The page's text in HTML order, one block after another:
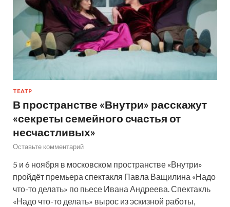
ТЕАТР
В пространстве «Внутри» расскажут
«секреты семейного счастья от
несчастливых»
Оставьте комментарий
5 и 6 ноября в московском пространстве «Внутри»
пройдёт премьера спектакля Павла Ващилина «Надо
что-то делать» по пьесе Ивана Андреева. Спектакль
«Надо что-то делать» вырос из эскизной работы,